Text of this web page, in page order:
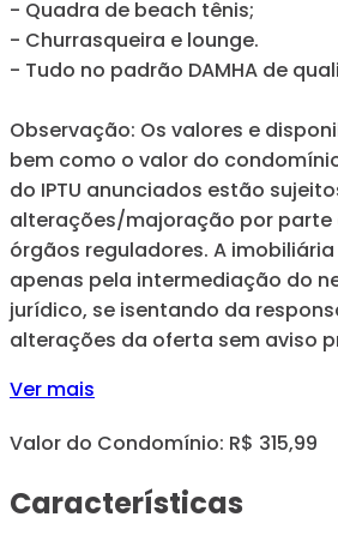
- Quadra de beach tênis;
- Churrasqueira e lounge.
- Tudo no padrão DAMHA de
Observação: Os valores e
bem como o valor do
do IPTU anunciados estão
alterações/majoração por parte
órgãos reguladores. A
apenas pela intermediação do
jurídico, se isentando da
alterações da oferta sem aviso
Ver mais
Valor do Condomínio: R$ 315,99
Características